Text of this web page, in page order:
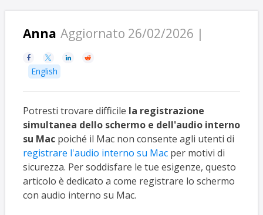
Anna Aggiornato 26/02/2026 |
   
English
Potresti trovare difficile la registrazione
simultanea dello schermo e dell'audio interno
su Macpoiché il Mac non consente agli utenti di
registrare l'audio interno su Macper motivi di
sicurezza. Per soddisfare le tue esigenze, questo
articolo è dedicato a come registrare lo schermo
con audio interno su Mac.